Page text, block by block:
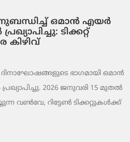
ഒമാൻ എയർ
ടിക്കറ്റ്
കിഴിവ്
ഭാഗമായി ഒമാൻ
2026 ജനുവരി 15 മുതൽ
വൺവേ, റിട്ടേൺ ടിക്കറ്റുകൾക്ക്